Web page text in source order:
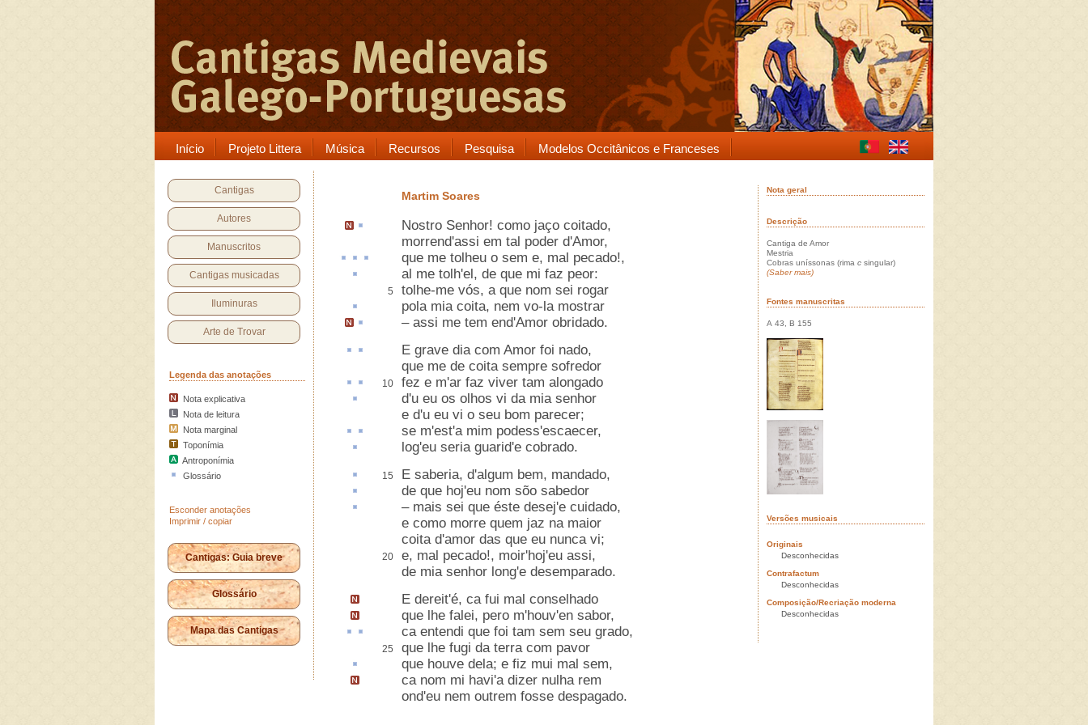
Início Projeto Littera Música Recursos Pesquisa Modelos Occitânicos e Franceses
Cantigas
Autores
Manuscritos
Cantigas musicadas
Iluminuras
Arte de Trovar
Legenda das anotações
Nota explicativa
Nota de leitura
Nota marginal
Toponímia
Antroponímia
Glossário
Esconder anotações
Imprimir / copiar
Cantigas: Guia breve
Glossário
Mapa das Cantigas
Martim Soares
Nostro Senhor! como jaço coitado,
morrend'assi em tal poder d'Amor,
que me tolheu o sem e, mal pecado!,
al me tolh'el, de que mi faz peor:
5
tolhe-me vós, a que nom sei rogar
pola mia coita, nem vo-la mostrar
– assi me tem end'Amor obridado.
E grave dia com Amor foi nado,
que me de coita sempre sofredor
10 fez e m'ar faz viver tam alongado
d'u eu os olhos vi da mia senhor
e d'u eu vi o seu bom parecer;
se m'est'a mim podess'escaecer,
log'eu seria guarid'e cobrado.
15 E saberia, d'algum bem, mandado,
de que hoj'eu nom sõo sabedor
– mais sei que éste desej'e cuidado,
e como morre quem jaz na maior
coita d'amor das que eu nunca vi;
20
e, mal pecado!, moir'hoj'eu assi,
de mia senhor long'e desemparado.
E dereit'é, ca fui mal conselhado
que lhe falei, pero m'houv'en sabor,
caentendi que foi tam sem seu grado,
25
que lhe fugi da terra com pavor
que houve dela; e fiz mui mal sem,
ca nom mi havi'a dizer nulha rem
ond'eu nem outrem fosse despagado.
Nota geral
Descrição
Cantiga de Amor
Mestria
Cobras uníssonas (rima c singular)
(Saber mais)
Fontes manuscritas
A 43, B 155
Versões musicais
Originais
Desconhecidas
Contrafactum
Desconhecidas
Composição/Recriação moderna
Desconhecidas